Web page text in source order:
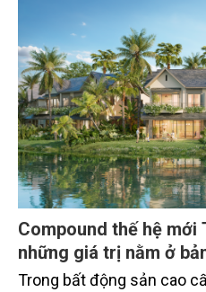
Compound thế hệ mới
những giá trị nằm ở
Trong bất động sản cao